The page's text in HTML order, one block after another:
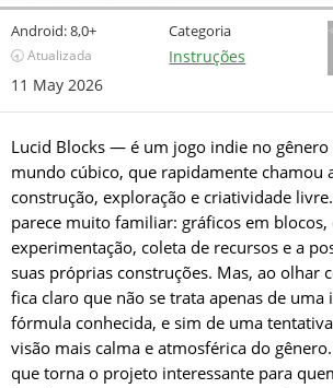
Android:8,0+
🕣 Atualizada
11 May 2026
Categoria
Instruções
Lucid Blocks — é um jogo indie no
mundo cúbico, que rapidamente chamou
construção, exploração e criatividade
parece muito familiar: gráficos em blocos,
experimentação, coleta de recursos e a
suas próprias construções. Mas, ao olhar
fica claro que não se trata apenas de uma
fórmula conhecida, e sim de uma
visão mais calma e atmosférica do
que torna o projeto interessante para